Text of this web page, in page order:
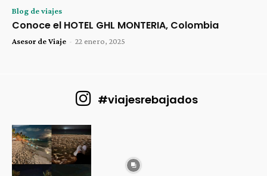
Blog de viajes
Conoce el HOTEL GHL MONTERIA, Colombia
Asesor de Viaje - 22 enero, 2025
#viajesrebajados